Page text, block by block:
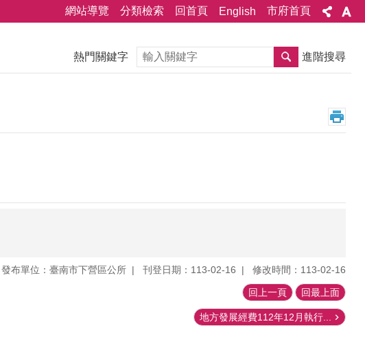
網站導覽 分類檢索 回首頁 English 市府首頁
熱門關鍵字 搜尋 進階搜尋
發布單位：臺南市下營區公所 刊登日期：113-02-16 修改時間：113-02-16
回上一頁 回最上面
地方發展經費112年12月執行...